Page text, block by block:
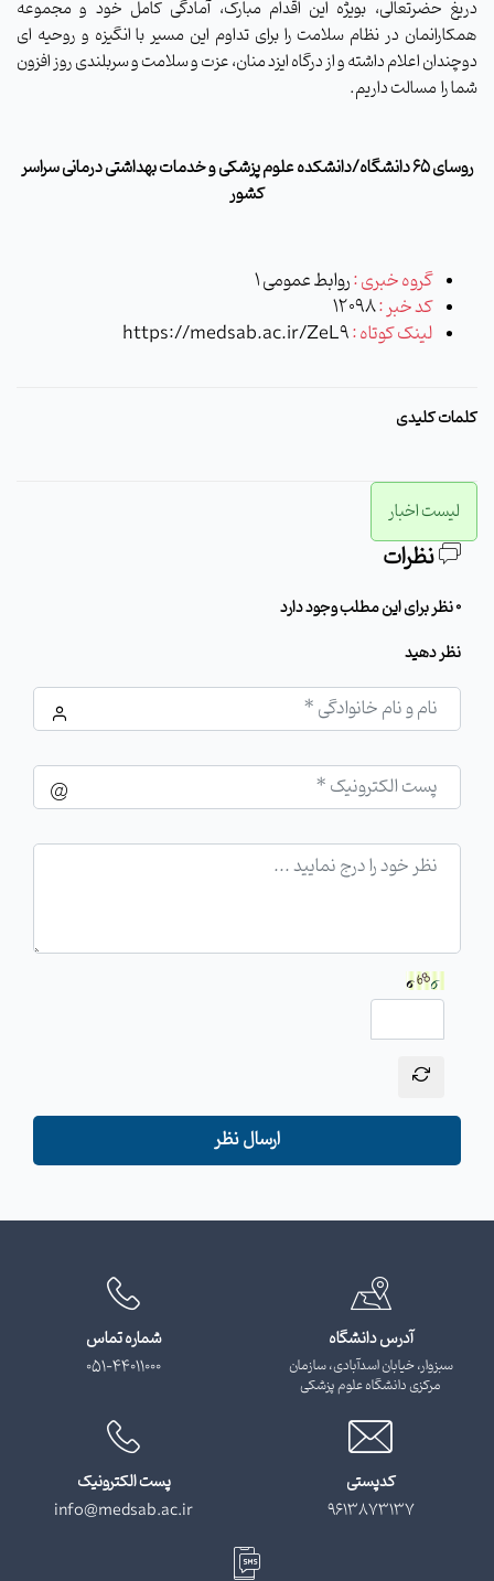
دریغ حضرتعالی، بویژه این اقدام مبارک، آمادگی کامل خود و مجموعه
همکارانمان در نظام سلامت را برای تداوم این مسیر با انگیزه و روحیه ای
دوچندان اعلام داشته و از درگاه ایزد منان، عزت و سلامت و سربلندی روز افزون
شما را مسالت داریم.
روسای ۶۵ دانشگاه/دانشکده علوم پزشکی و خدمات بهداشتی درمانی سراسر
کشور
گروه خبری :روابط عمومی 1
کد خبر :12098
لینک کوتاه :https://medsab.ac.ir/ZeL9
کلمات کلیدی
لیست اخبار
نظرات
0 نظر برای این مطلب وجود دارد
نظر دهید
ارسال نظر
آدرس دانشگاه
سبزوار، خیابان اسدآبادی، سازمان
مرکزی دانشگاه علوم پزشکی
شماره تماس
051-44011000
کدپستی
9613873137
پست الکترونیک
info@medsab.ac.ir